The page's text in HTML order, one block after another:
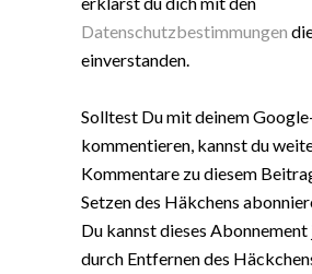
Datenschutzbestimmungen
einverstanden.
Solltest Du mit deinem
kommentieren, kannst du
Kommentare zu diesem
Setzen des Häkchens
Du kannst dieses
durch Entfernen des